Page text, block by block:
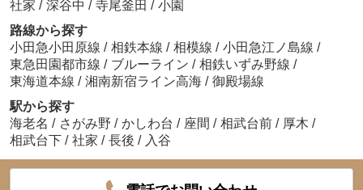
社家 / 深谷中 / 寺尾釜田 / 小園
路線から探す
小田急小田原線 / 相鉄本線 / 相模線 / 小田急江ノ島線 /
東急田園都市線 / ブルーライン / 相鉄いずみ野線 /
東海道本線 / 湘南新宿ライン高海 / 御殿場線
駅から探す
海老名 / さがみ野 / かしわ台 / 座間 / 相武台前 / 厚木 /
相武台下 / 社家 / 長後 / 入谷